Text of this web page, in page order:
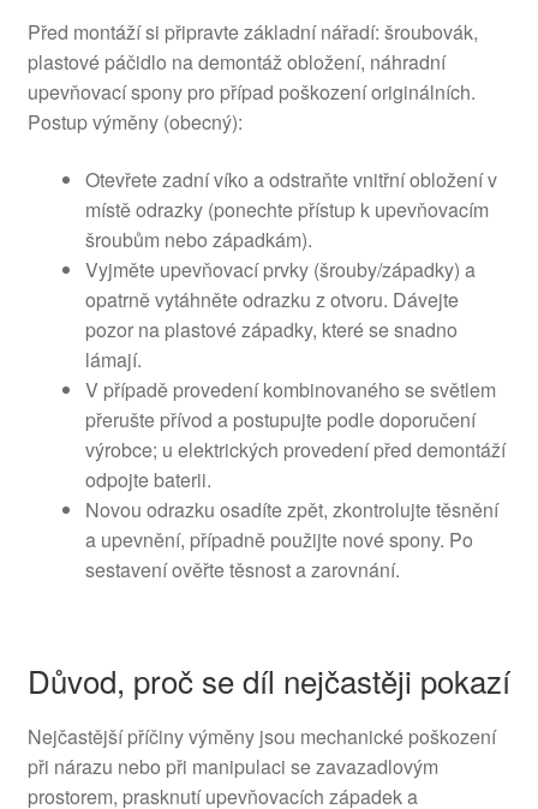
Před montáží si připravte základní nářadí: šroubovák,
plastové páčidlo na demontáž obložení, náhradní
upevňovací spony pro případ poškození originálních.
Postup výměny (obecný):
Otevřete zadní víko a odstraňte vnitřní obložení v
místě odrazky (ponechte přístup k upevňovacím
šroubům nebo západkám).
Vyjměte upevňovací prvky (šrouby/západky) a
opatrně vytáhněte odrazku z otvoru. Dávejte
pozor na plastové západky, které se snadno
lámají.
V případě provedení kombinovaného se světlem
přerušte přívod a postupujte podle doporučení
výrobce; u elektrických provedení před demontáží
odpojte baterii.
Novou odrazku osadíte zpět, zkontrolujte těsnění
a upevnění, případně použijte nové spony. Po
sestavení ověřte těsnost a zarovnání.
Důvod, proč se díl nejčastěji pokazí
Nejčastější příčiny výměny jsou mechanické poškození
při nárazu nebo při manipulaci se zavazadlovým
prostorem, prasknutí upevňovacích západek a